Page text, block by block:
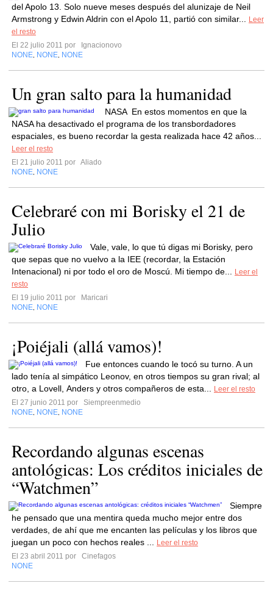
del Apolo 13. Solo nueve meses después del alunizaje de Neil
Armstrong y Edwin Aldrin con el Apolo 11, partió con similar...
Leer
el resto
El 22 julio 2011 por
Ignacionovo
NONE NONE NONE
Un gran salto para la humanidad
NASA En estos momentos en que la
NASA ha desactivado el programa de los transbordadores
espaciales, es bueno recordar la gesta realizada hace 42 años...
Leer el resto
El 21 julio 2011 por Aliado
NONE NONE
Celebraré con mi Borisky el 21 de
Julio
Vale, vale, lo que tú digas mi Borisky, pero
que sepas que no vuelvo a la IEE (recordar, la Estación
Intenacional) ni por todo el oro de Moscú. Mi tiempo de...
Leer el
resto
El 19 julio 2011 por
Maricari
NONE NONE
¡Poiéjali (allá vamos)!
Fue entonces cuando le tocó su turno. A un
lado tenía al simpático Leonov, en otros tiempos su gran rival; al
otro, a Lovell, Anders y otros compañeros de esta...
Leer el resto
El 27 junio 2011 por
Siempreenmedio
NONE NONE NONE
Recordando algunas escenas
antológicas: Los créditos iniciales de
“Watchmen”
Siempre
he pensado que una mentira queda mucho mejor entre dos
verdades, de ahí que me encanten las películas y los libros que
juegan un poco con hechos reales ...
Leer el resto
El 23 abril 2011 por
Cinefagos
NONE